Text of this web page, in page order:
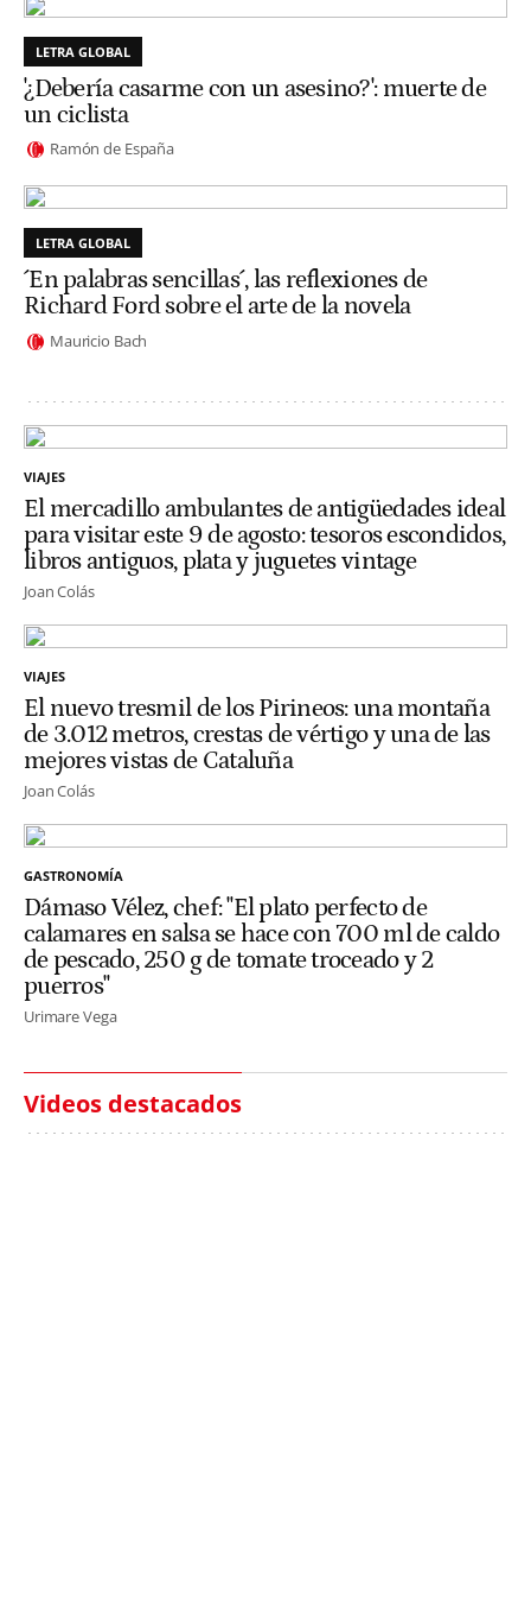
LETRA GLOBAL
'¿Debería casarme con un asesino?': muerte de
un ciclista
Ramón de España
LETRA GLOBAL
´En palabras sencillas´, las reflexiones de
Richard Ford sobre el arte de la novela
Mauricio Bach
VIAJES
El mercadillo ambulantes de antigüedades ideal
para visitar este 9 de agosto: tesoros escondidos,
libros antiguos, plata y juguetes vintage
Joan Colás
VIAJES
El nuevo tresmil de los Pirineos: una montaña
de 3.012 metros, crestas de vértigo y una de las
mejores vistas de Cataluña
Joan Colás
GASTRONOMÍA
Dámaso Vélez, chef: "El plato perfecto de
calamares en salsa se hace con 700 ml de caldo
de pescado, 250 g de tomate troceado y 2
puerros"
Urimare Vega
Videos destacados